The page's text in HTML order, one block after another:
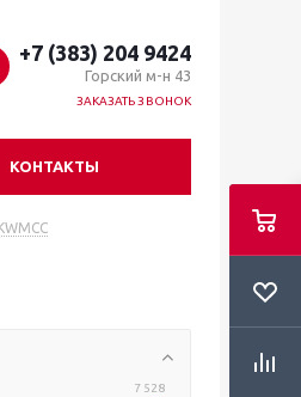
+7 (383) 204 9424
Горский м-н 43
ЗАКАЗАТЬ ЗВОНОК
КОНТАКТЫ
7 528